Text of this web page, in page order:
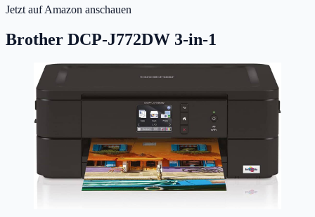
Jetzt auf Amazon anschauen
Brother DCP-J772DW 3-in-1